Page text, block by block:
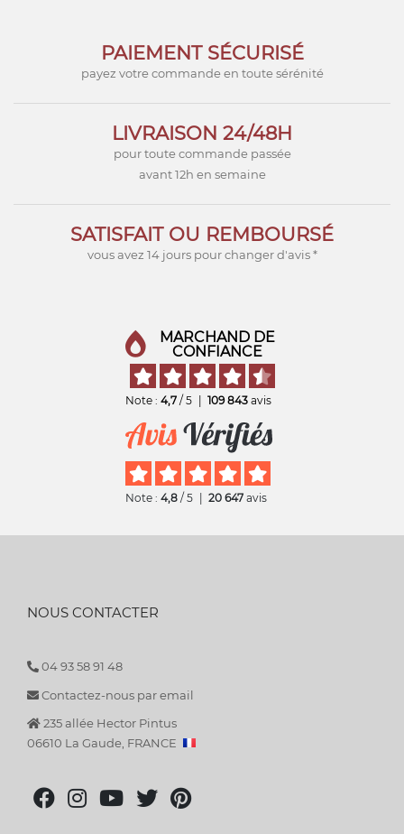
PAIEMENT SÉCURISÉ
payez votre commande en toute sérénité
LIVRAISON 24/48H
pour toute commande passée
avant 12h en semaine
SATISFAIT OU REMBOURSÉ
vous avez 14 jours pour changer d'avis *
MARCHAND DE
CONFIANCE
Note : 4,7 / 5 109 843 avis
Note : 4,8 / 5 20 647 avis
NOUS CONTACTER
04 93 58 91 48
Contactez-nous par email
235 allée Hector Pintus
06610 La Gaude, FRANCE